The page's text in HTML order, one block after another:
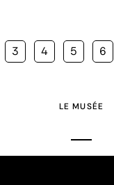
Page
3 Page
4 Page
5 6
LE MUSÉE